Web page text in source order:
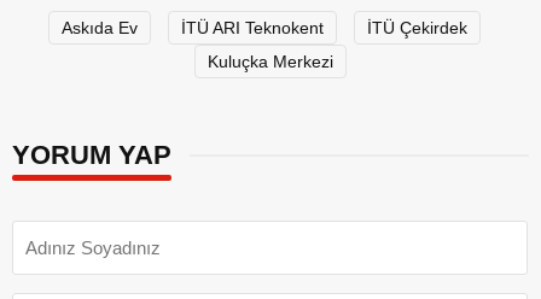
Askıda Ev İTÜ ARI Teknokent
İTÜ Çekirdek
Kuluçka Merkezi
YORUM YAP